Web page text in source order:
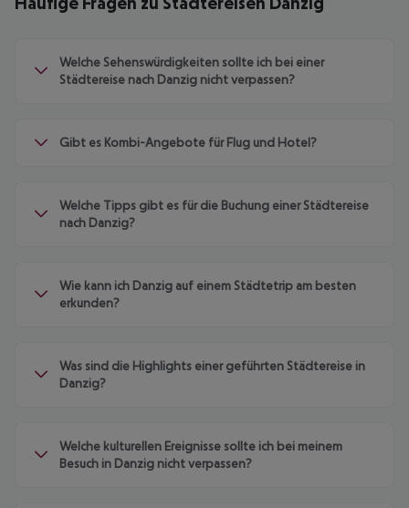
Welche Sehenswürdigkeiten sollte ich bei einer
Städtereise nach Danzig nicht verpassen?
Gibt es Kombi-Angebote für Flug und Hotel?
Welche Tipps gibt es für die Buchung einer Städtereise
nach Danzig?
Wie kann ich Danzig auf einem Städtetrip am besten
erkunden?
Was sind die Highlights einer geführten Städtereise in
Danzig?
Welche kulturellen Ereignisse sollte ich bei meinem
Besuch in Danzig nicht verpassen?